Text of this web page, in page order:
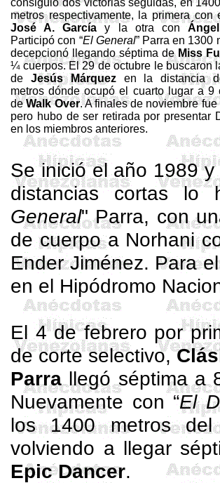
consiguió dos victorias seguidas, en
metros respectivamente, la primera con
José A. García y la otra con
Participó con “El General” Parra en 1300
decepcionó llegando séptima de Miss
¼ cuerpos. El 29 de octubre le buscaron
de Jesús Márquezen la distancia
metros dónde ocupó el cuarto lugar a 9
deWalk Over. A finales de noviembre fue
pero hubo de ser retirada por presentar
en los miembros anteriores.
Se inició el año 1989
distancias cortas
General" Parra, con
de cuerpo a Norhani
Ender Jiménez. Para
en el Hipódromo
El 4 de febrero por
de corte selectivo,
Parrallegó séptima a
Nuevamente con “El
los 1400 metros
volviendo a llegar
Epic Dancer.